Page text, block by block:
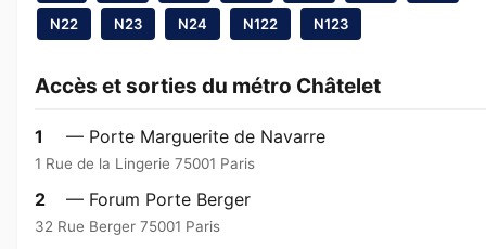
N22 N23 N24 N122 N123
Accès et sorties du métro Châtelet
1 — Porte Marguerite de Navarre
1 Rue de la Lingerie 75001 Paris
2 — Forum Porte Berger
32 Rue Berger 75001 Paris